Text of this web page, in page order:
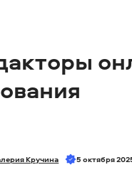
Кручина 5 октября